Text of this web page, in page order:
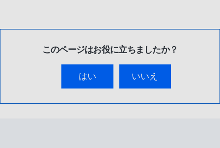
このページはお役に立ちましたか？
はい いいえ